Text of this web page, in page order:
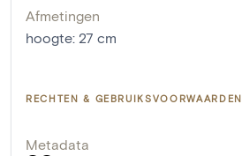
Afmetingen
hoogte: 27 cm
RECHTEN & GEBRUIKSVOORWAARDEN
Metadata